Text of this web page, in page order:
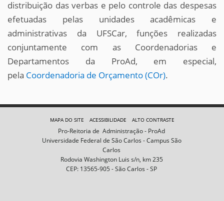
distribuição das verbas e pelo controle das despesas
efetuadas pelas unidades acadêmicas e
administrativas da UFSCar, funções realizadas
conjuntamente com as Coordenadorias e
Departamentos da ProAd, em especial,
pela Coordenadoria de Orçamento (COr).
MAPA DO SITE ACESSIBILIDADE ALTO CONTRASTE
Pro-Reitoria de Administração - ProAd
Universidade Federal de São Carlos - Campus São
Carlos
Rodovia Washington Luis s/n, km 235
CEP: 13565-905 - São Carlos - SP